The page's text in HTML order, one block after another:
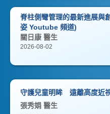
脊柱側彎管理的最新進展與
姿 Youtube 頻道)
關日康 醫生
2026-08-02
守護兒童明眸 遠離高度近
張秀娟 醫生